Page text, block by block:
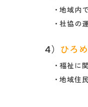
・地域内で
・社協の運
4） ひろ
・福祉に関
・地域住民